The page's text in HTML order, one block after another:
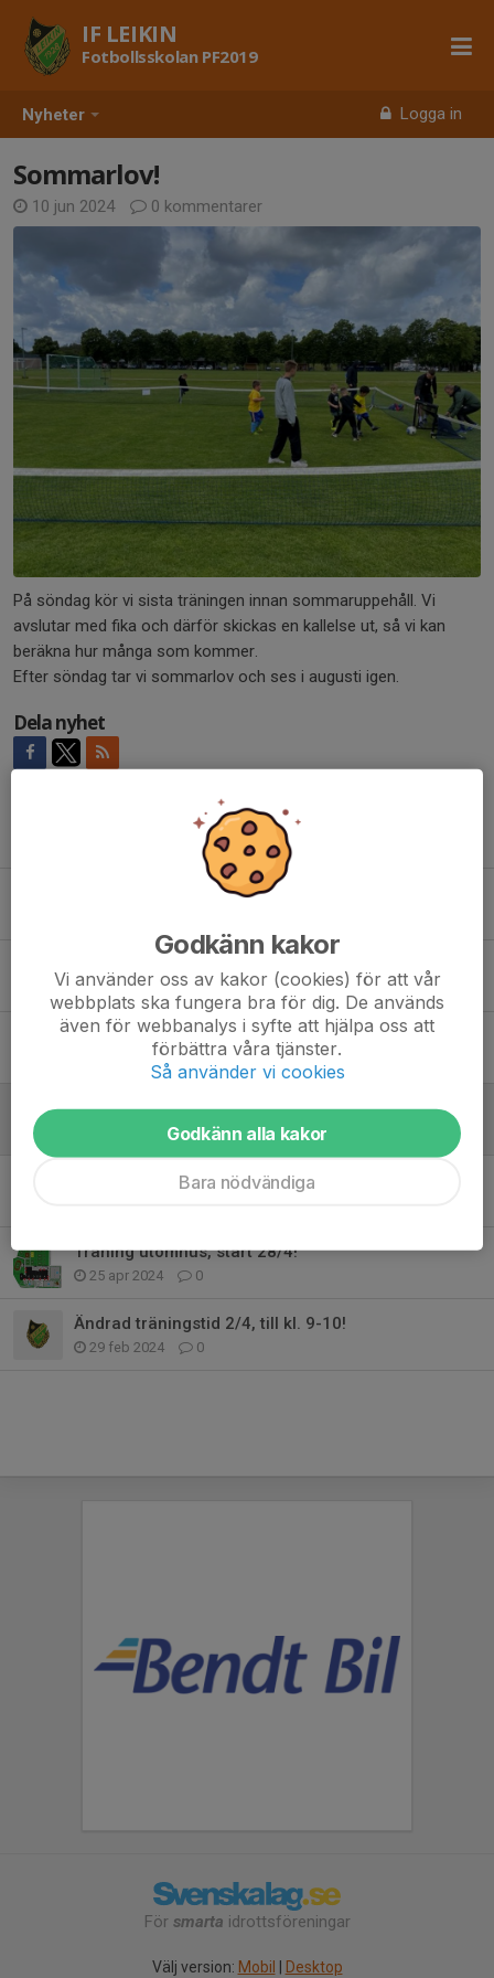
Nyheter Logga in
IF LEIKIN
Fotbollsskolan PF2019
Sommarlov!
10 jun 2024 0 kommentarer
På söndag kör vi sista träningen innan sommaruppehåll. Vi
avslutar med fika och därför skickas en kallelse ut, så vi kan
beräkna hur många som kommer.
Efter söndag tar vi sommarlov och ses i augusti igen.
Dela nyhet
IF Leikins träningskläder
9 okt 2024 0
Träningsstart!
13 aug 2024 0
Sommarlov!
0
Träning med nätsarg på söndag!
Träning utomhus, start 28/4!
25 apr 2024 0
Ändrad träningstid 2/4, till kl. 9-10!
29 feb 2024 0
För smarta idrottsföreningar
Välj version: Mobil | Desktop
Godkänn kakor
Vi använder oss av kakor (cookies) för att vår
webbplats ska fungera bra för dig. De används
även för webbanalys i syfte att hjälpa oss att
förbättra våra tjänster.
Så använder vi cookies
Godkänn alla kakor
Bara nödvändiga